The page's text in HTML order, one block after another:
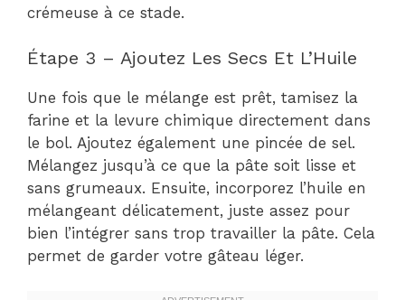
crémeuse à ce stade.
Étape 3 – Ajoutez Les Secs Et L’Huile
Une fois que le mélange est prêt, tamisez la
farine et la levure chimique directement dans
le bol. Ajoutez également une pincée de sel.
Mélangez jusqu’à ce que la pâte soit lisse et
sans grumeaux. Ensuite, incorporez l’huile en
mélangeant délicatement, juste assez pour
bien l’intégrer sans trop travailler la pâte. Cela
permet de garder votre gâteau léger.